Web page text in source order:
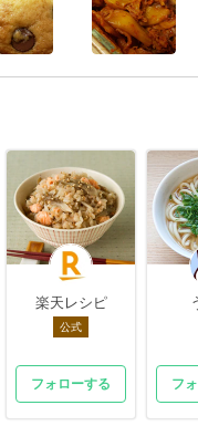
楽天レシピ
公式
フォローする フ